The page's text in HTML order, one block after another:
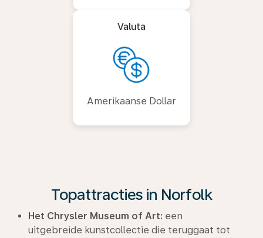
Valuta
Amerikaanse Dollar
Topattracties in Norfolk
Het Chrysler Museum of Art: een
uitgebreide kunstcollectie die teruggaat tot